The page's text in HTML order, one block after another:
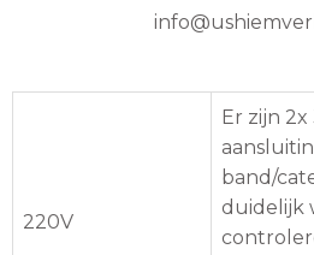
220V
Er zijn
band/
duidelijk